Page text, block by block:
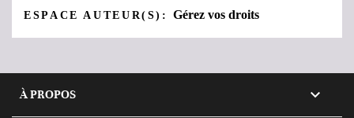
ESPACE AUTEUR(S):Gérez vos droits
À PROPOS 